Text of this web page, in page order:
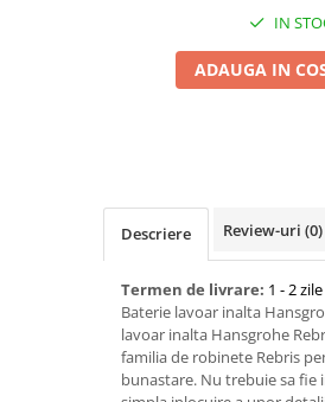
Placi de indreptat parul
Aparate de tuns & ras
Cantare corporale
Mobilier pentru baie
IN
ADAUGA IN
Descriere Review-uri (0)
Termen de livrare: 1 - 2 zile
Baterie lavoar inalta
lavoar inalta Hansgrohe
familia de robinete Rebris
bunastare. Nu trebuie sa